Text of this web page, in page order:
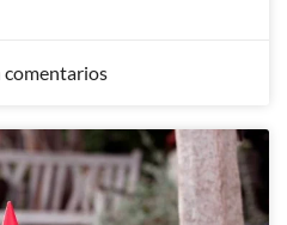
comentarios